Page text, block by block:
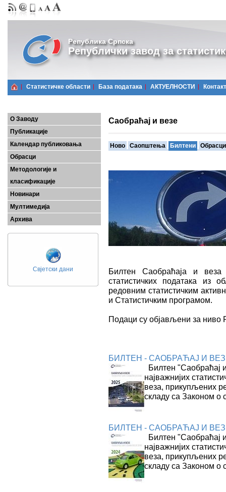
Република Српска
Републички завод за
Статистичке области Базa података АКТУЕЛНОСТИ Контакт
О Заводу
Публикације
Календар публиковања
Обрасци
Методологије и
класификације
Новинари
Мултимедија
Архива
Свјетски дани
Саобраћај и везе
Ново Саопштења Билтени Обрасци
Билтен Саобраћаја и веза
статистичких података из
редовним статистичким
и Статистичким програмом.
Подаци су објављени за ниво
БИЛТЕН - САОБРАЋАЈ И
Билтен "Саобраћај
најважнијих
веза, прикупљених
складу са Законом о
БИЛТЕН - САОБРАЋАЈ И ВЕЗЕ,
Билтен "Саобраћај
најважнијих
веза, прикупљених
складу са Законом о